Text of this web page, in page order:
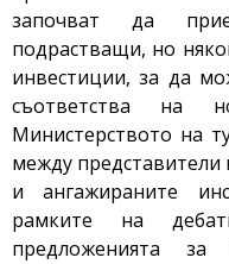
започват да
подрастващи, но
инвестиции, за да
съответства на
Министерството на
между представители
и ангажираните
рамките на
предложенията